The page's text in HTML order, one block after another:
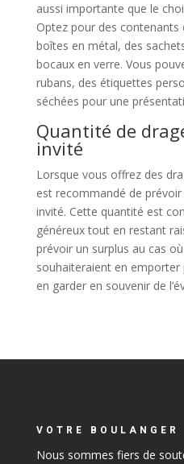
aussi importante que le
Optez pour des contenants
boîtes en métal, des
bocaux en verre. Vous
rubans, des étiquettes
séchées pour une
Quantité de
invité
Lorsque vous offrez des
est recommandé de
invité. Cette quantité est
généreux tout en restant
prévoir un surplus au cas
souhaiteraient en
en garder en souvenir de
VOTRE BOULANGER
Nous sommes fiers de